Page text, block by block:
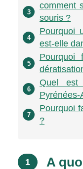
3
comment
souris ?
4
Pourquoi
est-elle
5
6
Quel est
Pyrénées-
7
Pourquoi
?
1
A